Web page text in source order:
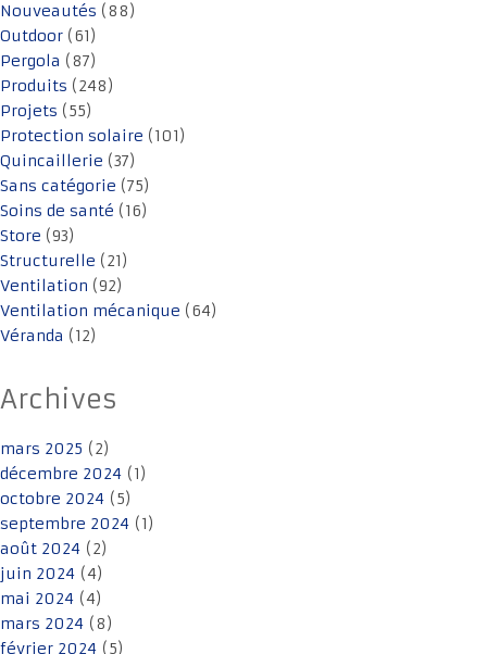
Nouveautés (88)
Outdoor (61)
Pergola (87)
Produits (248)
Projets (55)
Protection solaire (101)
Quincaillerie (37)
Sans catégorie (75)
Soins de santé (16)
Store (93)
Structurelle (21)
Ventilation (92)
Ventilation mécanique (64)
Véranda (12)
Archives
mars 2025 (2)
décembre 2024 (1)
octobre 2024 (5)
septembre 2024 (1)
août 2024 (2)
juin 2024 (4)
mai 2024 (4)
mars 2024 (8)
février 2024 (5)